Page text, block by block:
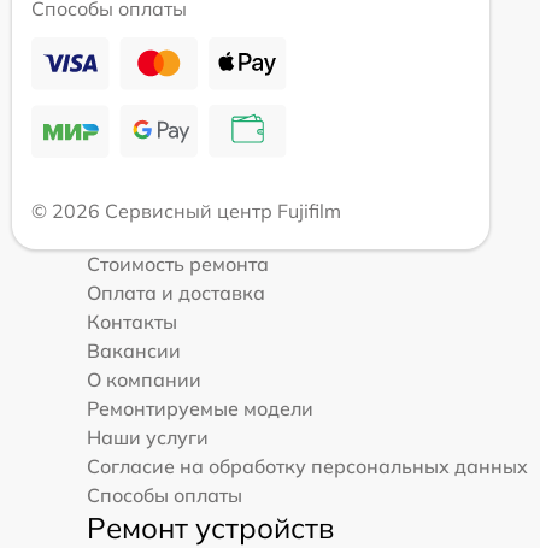
Способы оплаты
© 2026 Сервисный центр Fujifilm
Стоимость ремонта
Оплата и доставка
Контакты
Вакансии
О компании
Ремонтируемые модели
Наши услуги
Согласие на обработку персональных данных
Способы оплаты
Ремонт устройств